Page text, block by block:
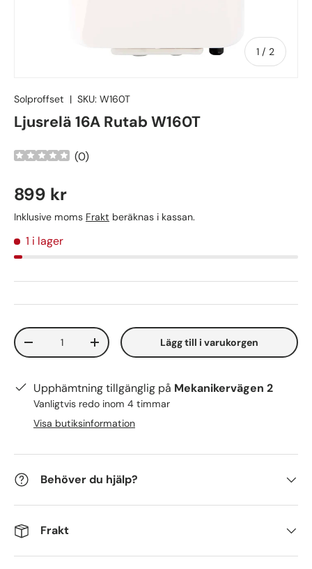
1 / av
2
Solproffset | SKU: W160T
Ljusrelä 16A Rutab W160T
(0)
899 kr
Inklusive moms Frakt beräknas i kassan.
1 i lager
Antal
-
+ Lägg till i varukorgen
Upphämtning tillgänglig på Mekanikervägen 2
Vanligtvis redo inom 4 timmar
Visa butiksinformation
Behöver du hjälp?
Frakt